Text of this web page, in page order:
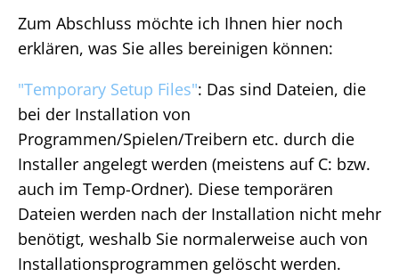
Zum Abschluss möchte ich Ihnen hier noch
erklären, was Sie alles bereinigen können:
"Temporary Setup Files": Das sind Dateien, die
bei der Installation von
Programmen/Spielen/Treibern etc. durch die
Installer angelegt werden (meistens auf C: bzw.
auch im Temp-Ordner). Diese temporären
Dateien werden nach der Installation nicht mehr
benötigt, weshalb Sie normalerweise auch von
Installationsprogrammen gelöscht werden.